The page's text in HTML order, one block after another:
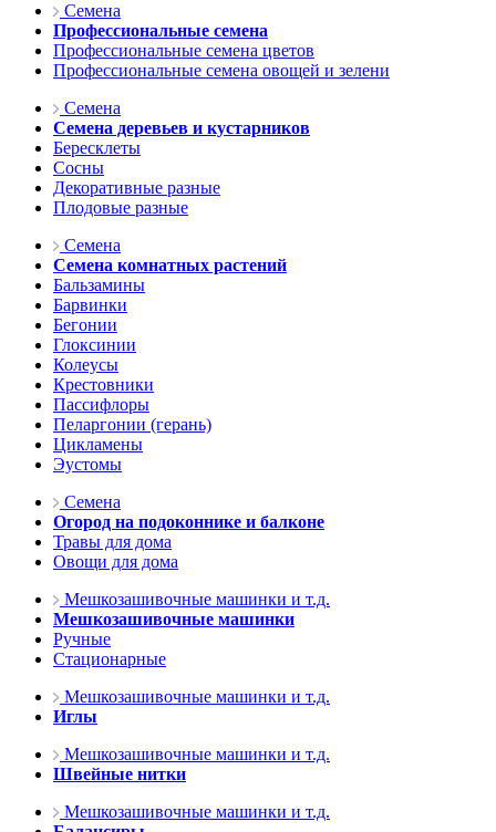
Семена
Профессиональные семена
Профессиональные семена цветов
Профессиональные семена овощей и зелени
Семена
Семена деревьев и кустарников
Бересклеты
Сосны
Декоративные разные
Плодовые разные
Семена
Семена комнатных растений
Бальзамины
Барвинки
Бегонии
Глоксинии
Колеусы
Крестовники
Пассифлоры
Пеларгонии (герань)
Цикламены
Эустомы
Семена
Огород на подоконнике и балконе
Травы для дома
Овощи для дома
Мешкозашивочные машинки и т.д.
Мешкозашивочные машинки
Ручные
Стационарные
Мешкозашивочные машинки и т.д.
Иглы
Мешкозашивочные машинки и т.д.
Швейные нитки
Мешкозашивочные машинки и т.д.